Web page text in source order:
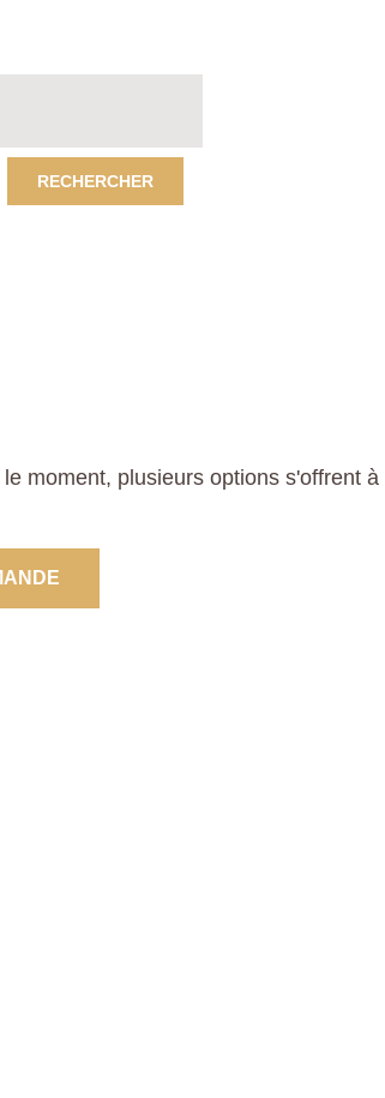
RECHERCHER
moment, plusieurs options s'offrent à